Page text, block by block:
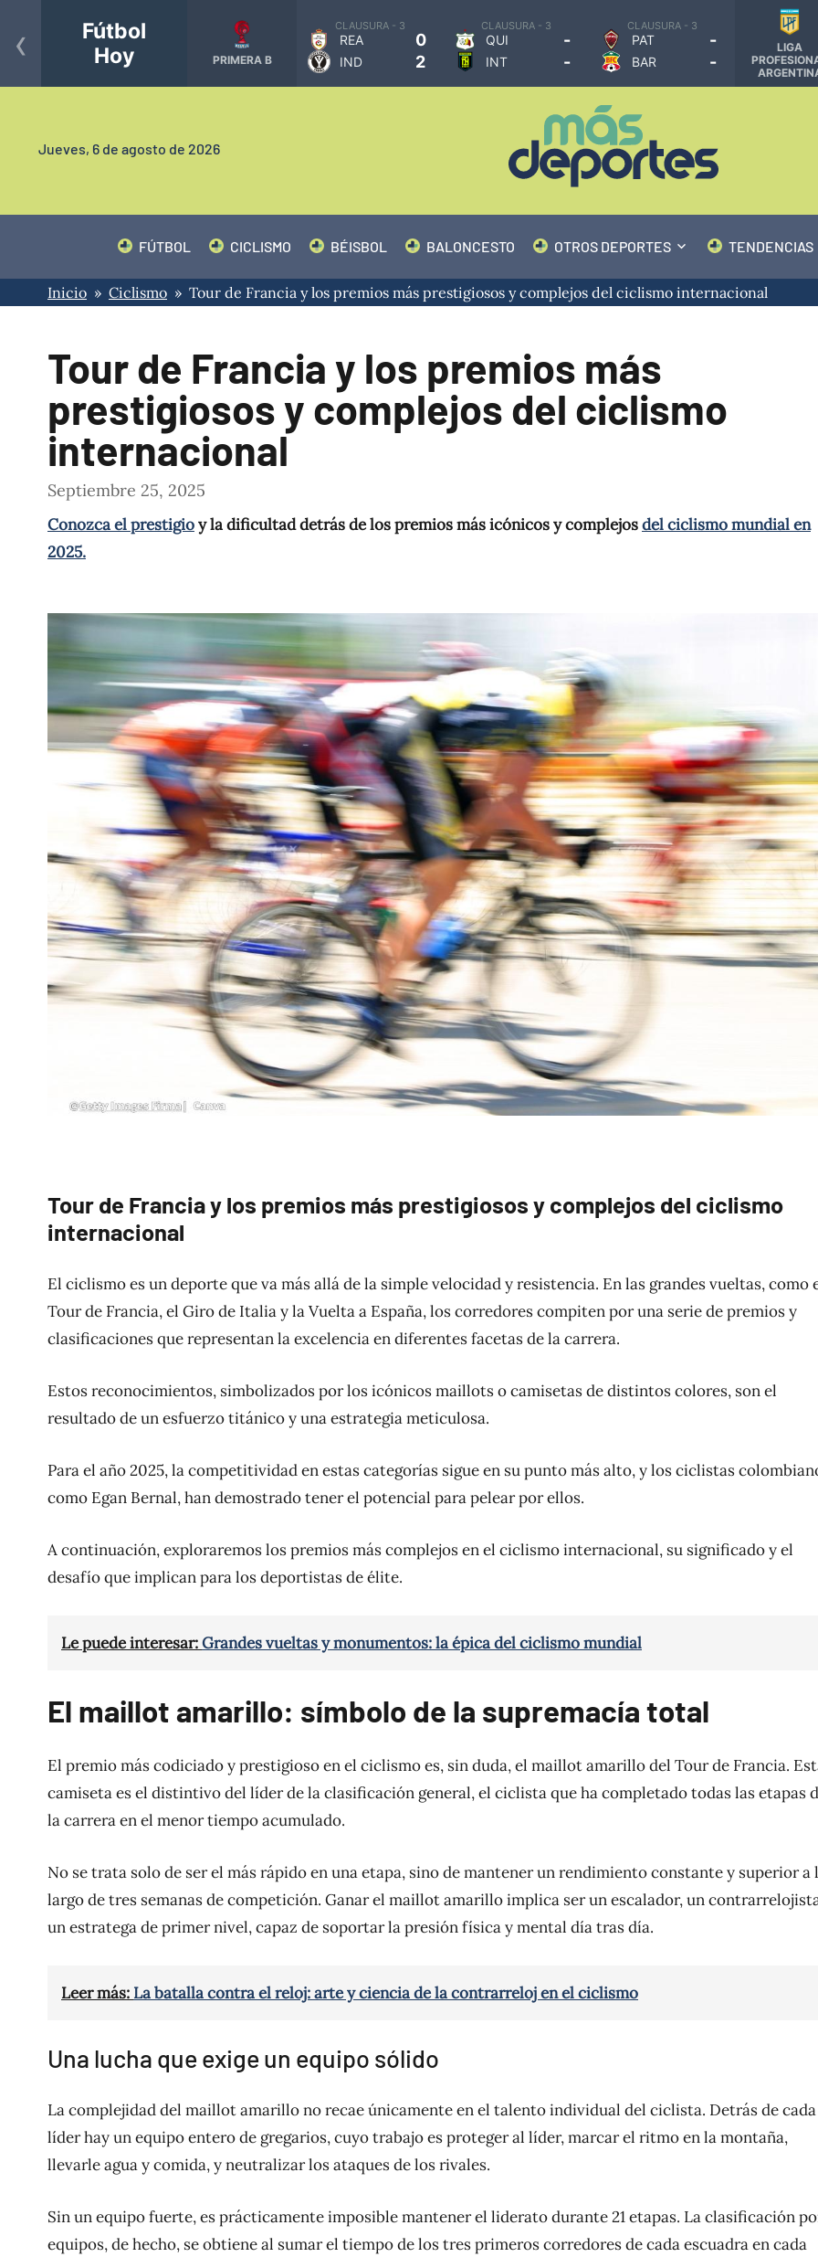
Fútbol
Hoy
PRIMERA B
CLAUSURA - 3
REA 0
IND 2
CLAUSURA - 3
QUI -
INT -
CLAUSURA - 3
PAT -
BAR -
LIGA
‹
Jueves, 6 de agosto de 2026
FÚTBOL CICLISMO BÉISBOL BALONCESTO OTROS DEPORTES TENDENCIAS
Inicio » Ciclismo » Tour de Francia y los premios más prestigiosos y complejos del ciclismo internacional
Tour de Francia y los premios más
prestigiosos y complejos del ciclismo
internacional
Septiembre 25, 2025
Conozca el prestigioy la dificultad detrás de los premios más icónicos y complejosdel ciclismo mundial en
2025.
Tour de Francia y los premios más prestigiosos y complejos del ciclismo
internacional
El ciclismo es un deporte que va más allá de la simple velocidad y resistencia. En las grandes vueltas, como
Tour de Francia, el Giro de Italia y la Vuelta a España, los corredores compiten por una serie de premios y
clasificaciones que representan la excelencia en diferentes facetas de la carrera.
Estos reconocimientos, simbolizados por los icónicos maillots o camisetas de distintos colores, son el
resultado de un esfuerzo titánico y una estrategia meticulosa.
Para el año 2025, la competitividad en estas categorías sigue en su punto más alto, y los ciclistas
como Egan Bernal, han demostrado tener el potencial para pelear por ellos.
A continuación, exploraremos los premios más complejos en el ciclismo internacional, su significado y el
desafío que implican para los deportistas de élite.
Le puede interesar:Grandes vueltas y monumentos: la épica del ciclismo mundial
El maillot amarillo: símbolo de la supremacía total
El premio más codiciado y prestigioso en el ciclismo es, sin duda, el maillot amarillo del Tour de Francia.
camiseta es el distintivo del líder de la clasificación general, el ciclista que ha completado todas las etapas
la carrera en el menor tiempo acumulado.
No se trata solo de ser el más rápido en una etapa, sino de mantener un rendimiento constante y superior a
largo de tres semanas de competición. Ganar el maillot amarillo implica ser un escalador, un
un estratega de primer nivel, capaz de soportar la presión física y mental día tras día.
Leer más: La batalla contra el reloj: arte y ciencia de la contrarreloj en el ciclismo
Una lucha que exige un equipo sólido
La complejidad del maillot amarillo no recae únicamente en el talento individual del ciclista. Detrás de cada
líder hay un equipo entero de gregarios, cuyo trabajo es proteger al líder, marcar el ritmo en la montaña,
llevarle agua y comida, y neutralizar los ataques de los rivales.
Sin un equipo fuerte, es prácticamente imposible mantener el liderato durante 21 etapas. La clasificación
equipos, de hecho, se obtiene al sumar el tiempo de los tres primeros corredores de cada escuadra en cada